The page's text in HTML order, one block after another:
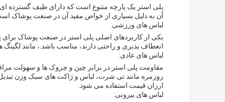
پلی استر یک پارچه متنوع است که دارای طیف گسترده
آن به دلیل بسیاری از خواص مفید آن در صنعت پوشاک
لباس های ورزشی:
یکی از کاربردهای اصلی پلی استر در صنعت پوشاک
انعطاف پذیری و راحتی دارند، مناسب باشد.، مانند
لباس های عادی:
مقاومت پلی استر در برابر چین و چروک ها و سهولت
روزمره مانند تی شرت، لباس و ژاکت های سبک وزن
ارزان قیمت استفاده می شود.
لباس های بیرونی: